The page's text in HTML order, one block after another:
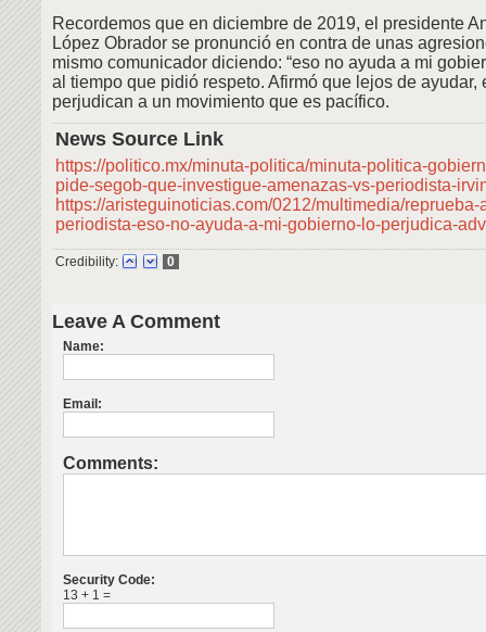
Recordemos que en diciembre de 2019, el presidente
López Obrador se pronunció en contra de unas
mismo comunicador diciendo: “eso no ayuda a mi
al tiempo que pidió respeto. Afirmó que lejos de ayudar,
perjudican a un movimiento que es pacífico.
News Source Link
https://politico.mx/minuta-politica/minuta-politica-
pide-segob-que-investigue-amenazas-vs-periodista-
https://aristeguinoticias.com/0212/multimedia/
periodista-eso-no-ayuda-a-mi-gobierno-lo-perjudica-
Credibility: 0
Leave A Comment
Name:
Email:
Comments:
Security Code:
13 + 1 =